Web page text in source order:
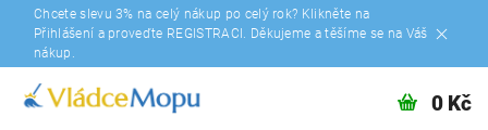
Chcete slevu 3% na celý nákup po celý rok? Klikněte na
Přihlášení a proveďte REGISTRACI. Děkujeme a těšíme se na Váš
nákup.
0 Kč